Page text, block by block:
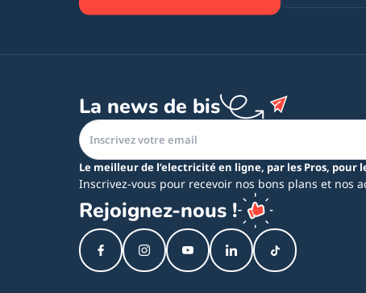
La news de bis
Le meilleur de l’electricité en ligne, par les Pros, pour
Inscrivez-vous pour recevoir nos bons plans et nos
Rejoignez-nous !